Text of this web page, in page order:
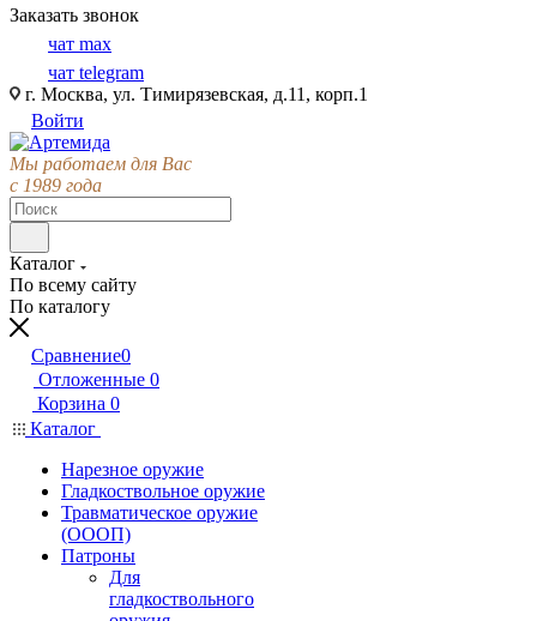
Заказать звонок
чат max
чат telegram
г. Москва, ул. Тимирязевская, д.11, корп.1
Войти
Мы работаем для Вас
с 1989 года
Каталог
По всему сайту
По каталогу
Сравнение0
Отложенные 0
Корзина 0
Каталог
Нарезное оружие
Гладкоствольное оружие
Травматическое оружие
(ОООП)
Патроны
Для
гладкоствольного